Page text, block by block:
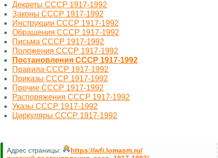
Декреты СССР 1917-1992
Законы СССР 1917-1992
Инструкции СССР 1917-1992
Обращения СССР 1917-1992
Письма СССР 1917-1992
Положения СССР 1917-1992
Постановления СССР 1917-1992
Правила СССР 1917-1992
Приказы СССР 1917-1992
Прочие СССР 1917-1992
Распоряжения СССР 1917-1992
Указы СССР 1917-1992
Циркуляры СССР 1917-1992
Адрес страницы:
https://wfi.lomasm.ru/